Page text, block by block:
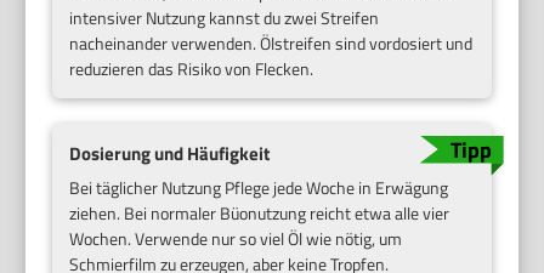
intensiver Nutzung kannst du zwei Streifen
nacheinander verwenden. Ölstreifen sind vordosiert und
reduzieren das Risiko von Flecken.
Dosierung und Häufigkeit
Bei täglicher Nutzung Pflege jede Woche in Erwägung
ziehen. Bei normaler Büonutzung reicht etwa alle vier
Wochen. Verwende nur so viel Öl wie nötig, um
Schmierfilm zu erzeugen, aber keine Tropfen.